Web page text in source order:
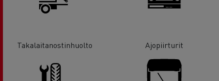
Takalaitanostinhuolto Ajopiirturit